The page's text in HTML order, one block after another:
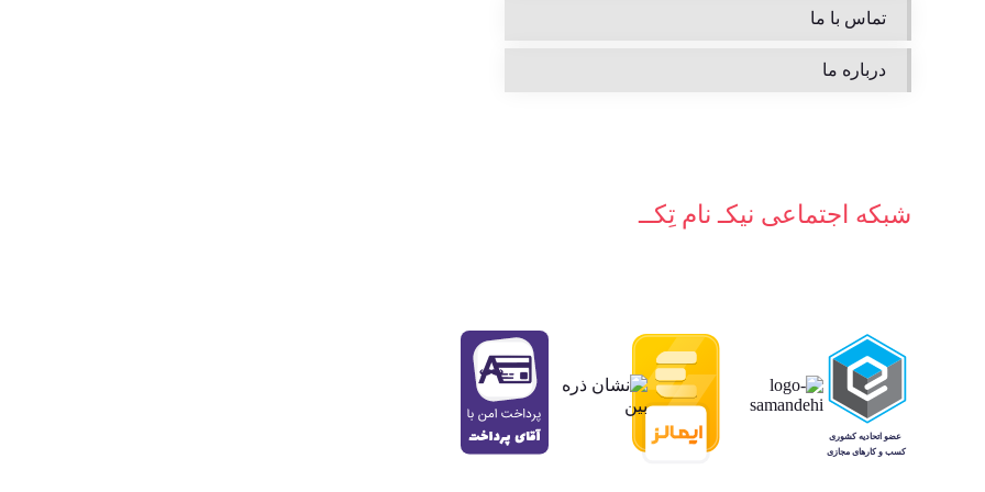
تماس با ما
درباره ما
شبکه‌ اجتماعی نیکـ نام تِکــ